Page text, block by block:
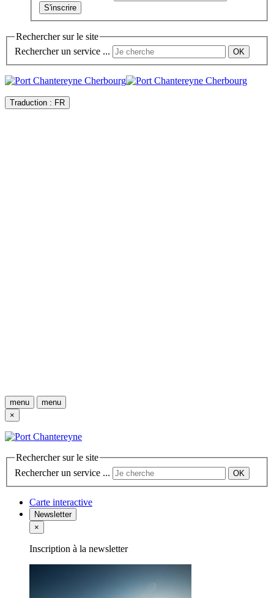
Rechercher sur le site
Rechercher un service ...
Traduction : FR
menu
menu
×
Rechercher sur le site
Rechercher un service ...
Carte interactive
Newsletter
×
Inscription à la newsletter